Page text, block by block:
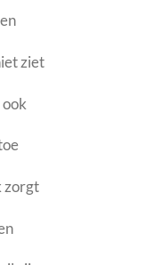
ziet
zorgt